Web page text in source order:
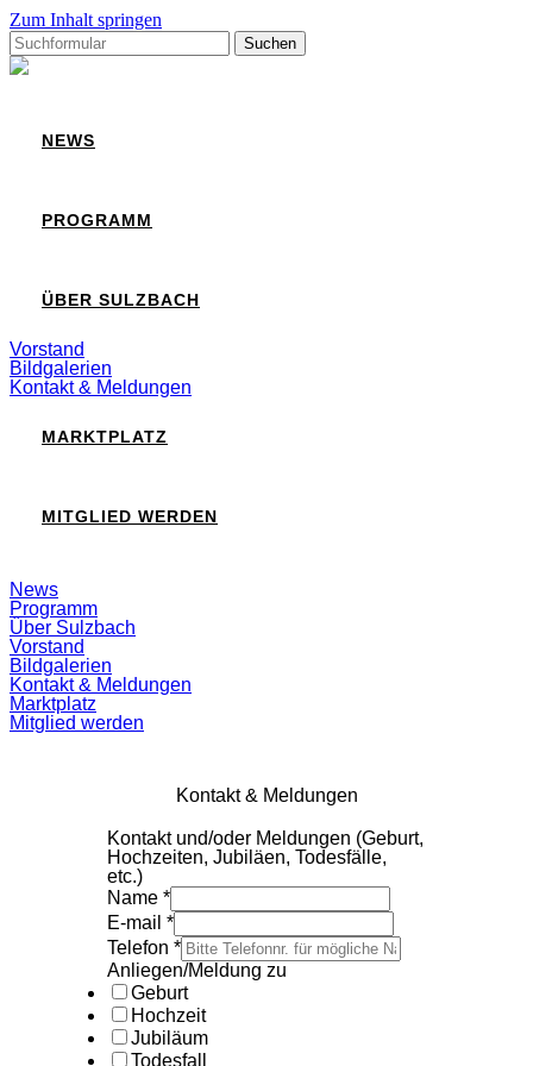
Zum Inhalt springen
Suchen
nach:
Sulzbach
NEWS
PROGRAMM
ÜBER SULZBACH
Vorstand
Bildgalerien
Kontakt & Meldungen
MARKTPLATZ
MITGLIED WERDEN
Suchfeld
ein-/ausblenden
News
Programm
Über Sulzbach
Vorstand
Bildgalerien
Kontakt & Meldungen
Marktplatz
Mitglied werden
Kontakt & Meldungen
Kontakt und/oder Meldungen (Geburt,
Hochzeiten, Jubiläen, Todesfälle,
etc.)
Name *
E-mail *
Telefon *
Anliegen/Meldung zu
Geburt
Hochzeit
Jubiläum
Todesfall